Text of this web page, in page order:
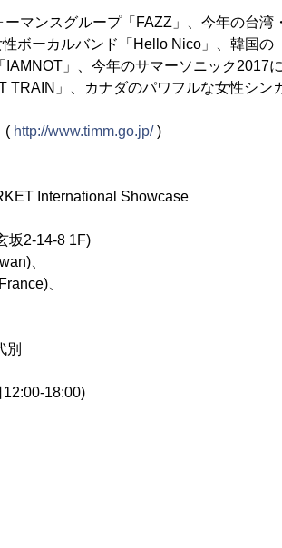
マンスグループ「FAZZ」、今年の台湾・
ボーカルバンド「Hello Nico」、韓国の
」、今年のサマーソニック2017
TRAIN」、カナダのパワフルな女性シン
( http://www.timm.go.jp/)
International Showcase
2-14-8 1F)
、
、
別
18:00)